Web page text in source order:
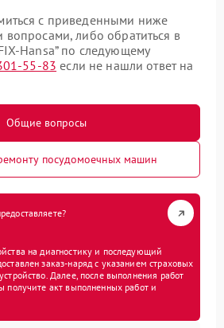
с приведенными ниже
вопросами, либо обратиться в
Hansa” по следующему
55-83 если не нашли ответ на
Общие вопросы
посудомоечных машин
на диагностику и последующий
заказ-наряд с указанием страховых
Далее, после выполнения работ
получите акт выполненных работ и